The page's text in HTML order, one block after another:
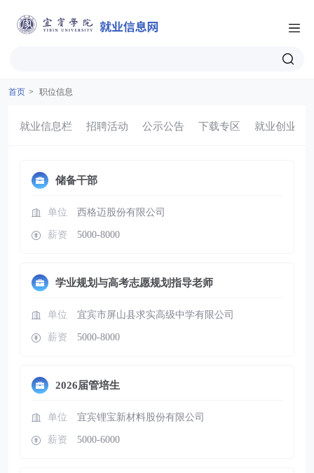
首页 > 职位信息
就业信息栏 招聘活动 公示公告 下载专区 就业创业
储备干部
单位 西格迈股份有限公司
薪资 5000-8000
学业规划与高考志愿规划指导老师
单位 宜宾市屏山县求实高级中学有限公司
薪资 5000-8000
2026届管培生
单位 宜宾锂宝新材料股份有限公司
薪资 5000-6000